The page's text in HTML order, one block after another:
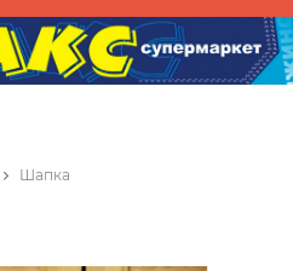
Шапка